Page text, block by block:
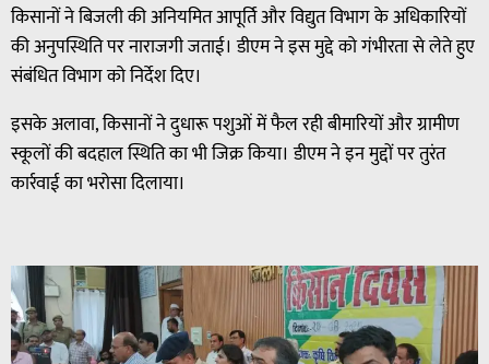
किसानों ने बिजली की अनियमित आपूर्ति और विद्युत विभाग के अधिकारियों
की अनुपस्थिति पर नाराजगी जताई। डीएम ने इस मुद्दे को गंभीरता से लेते हुए
संबंधित विभाग को निर्देश दिए।
इसके अलावा, किसानों ने दुधारू पशुओं में फैल रही बीमारियों और ग्रामीण
स्कूलों की बदहाल स्थिति का भी जिक्र किया। डीएम ने इन मुद्दों पर तुरंत
कार्रवाई का भरोसा दिलाया।